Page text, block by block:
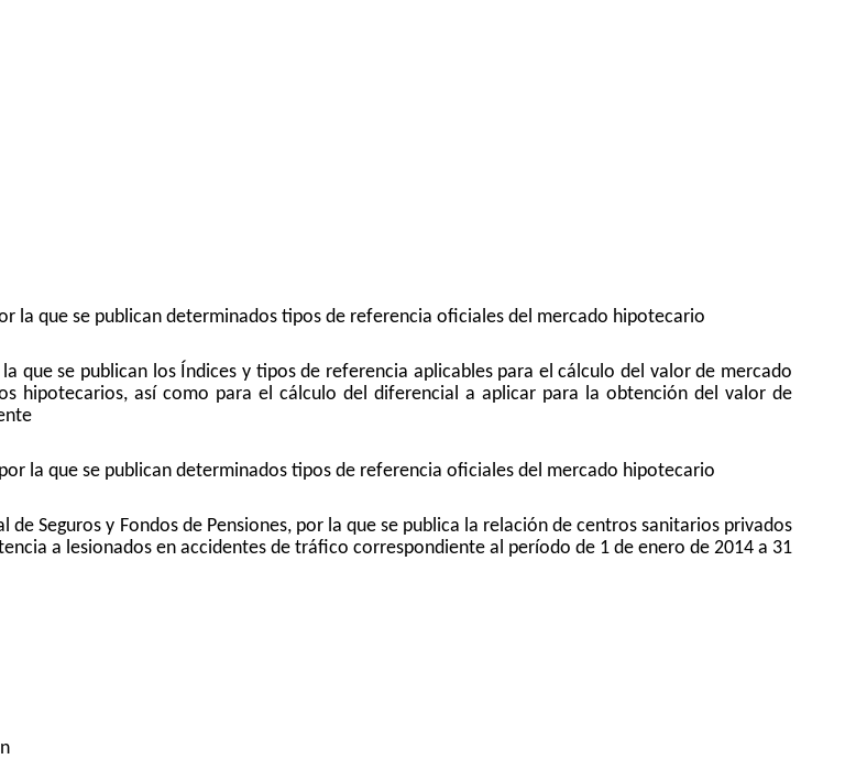
la que se publican determinados tipos de referencia oficiales del mercado hipotecario
que se publican los Índices y tipos de referencia aplicables para el cálculo del valor de mercado
hipotecarios, así como para el cálculo del diferencial a aplicar para la obtención del valor de
la que se publican determinados tipos de referencia oficiales del mercado hipotecario
de Seguros y Fondos de Pensiones, por la que se publica la relación de centros sanitarios privados
a lesionados en accidentes de tráfico correspondiente al período de 1 de enero de 2014 a 31